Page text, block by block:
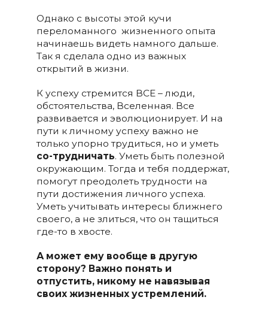
Однако с высоты этой кучи
переломанного жизненного опыта
начинаешь видеть намного дальше.
Так я сделала одно из важных
открытий в жизни.
К успеху стремится ВСЕ – люди,
обстоятельства, Вселенная. Все
развивается и эволюционирует. И на
пути к личному успеху важно не
только упорно трудиться, но и уметь
со-трудничать. Уметь быть полезной
окружающим. Тогда и тебя поддержат,
помогут преодолеть трудности на
пути достижения личного успеха.
Уметь учитывать интересы ближнего
своего, а не злиться, что он тащиться
где-то в хвосте.
А может ему вообще в другую
сторону? Важно понять и
отпустить, никому не навязывая
своих жизненных устремлений.